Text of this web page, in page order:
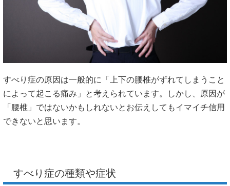
すべり症の原因は一般的に「上下の腰椎がずれてしまうこと
によって起こる痛み」と考えられています。しかし、原因が
「腰椎」ではないかもしれないとお伝えしてもイマイチ信用
できないと思います。
すべり症の種類や症状